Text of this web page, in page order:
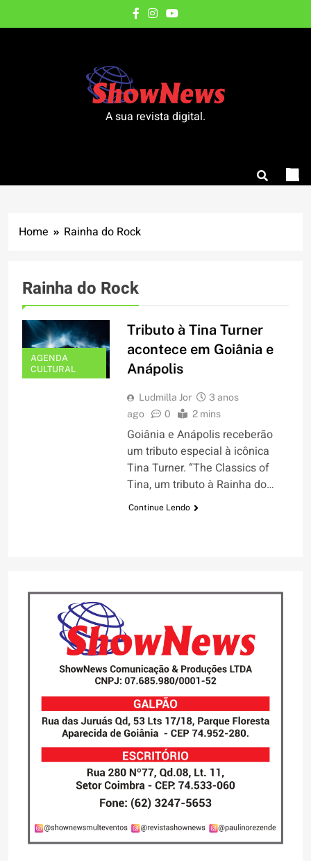
to
A sua revista digital.
Home Rainha do Rock
Rainha do Rock
AGENDA
CULTURAL
Tributo à Tina Turner
acontece em Goiânia e
Anápolis
Ludmilla Jor
3 anos
ago
0 2 mins
Goiânia e Anápolis receberão
um tributo especial à icônica
Tina Turner. “The Classics of
Tina, um tributo à Rainha do…
Continue Lendo